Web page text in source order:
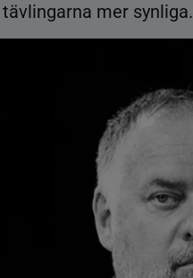
mer synliga.